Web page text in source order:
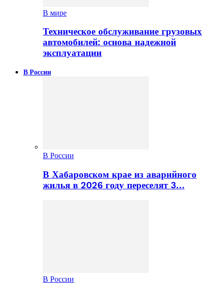
В мире
Техническое обслуживание грузовых
автомобилей: основа надежной
эксплуатации
В России
В России
В Хабаровском крае из аварийного
жилья в 2026 году переселят 3…
В России